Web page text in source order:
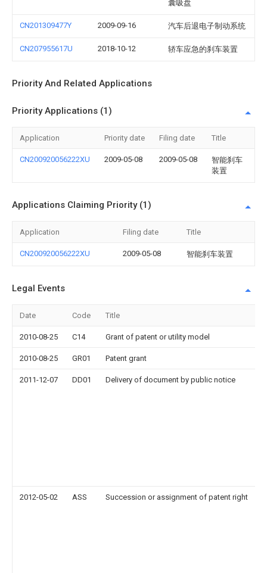
囊吸盘
CN201309477Y 2009-09-16 汽车后退电子制动系统
CN207955617U 2018-10-12 轿车应急的刹车装置
Priority And Related Applications
Priority Applications (1)
Application Priority date Filing date Title
CN200920056222XU 2009-05-08 2009-05-08
智能刹车
装置
Applications Claiming Priority (1)
Application Filing date Title
CN200920056222XU 2009-05-08 智能刹车装置
Legal Events
Date Code Title
2010-08-25 C14 Grant of patent or utility model
2010-08-25 GR01 Patent grant
2011-12-07 DD01 Delivery of document by public notice
2012-05-02 ASS Succession or assignment of patent right